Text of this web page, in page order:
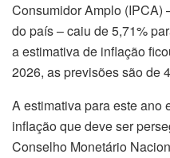
Consumidor Amplo (IPCA)
do país – caiu de 5,71%
a estimativa de inflação
2026, as previsões são de
A estimativa para este ano
inflação que deve ser
Conselho Monetário